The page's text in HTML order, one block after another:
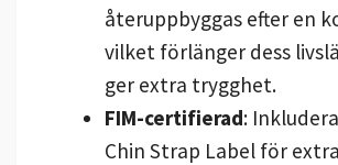
återuppbyggas efter en
vilket förlänger dess
ger extra trygghet.
FIM-certifierad:
Chin Strap Label för